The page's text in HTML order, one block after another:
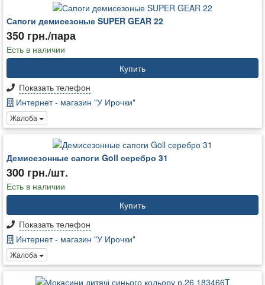
Сапоги демисезоные SUPER GEAR 22
350 грн./пара
Есть в наличии
Купить
Показать телефон
Интернет - магазин "У Ирочки"
Жалоба
Демисезонные сапоги Goll серебро 31
300 грн./шт.
Есть в наличии
Купить
Показать телефон
Интернет - магазин "У Ирочки"
Жалоба